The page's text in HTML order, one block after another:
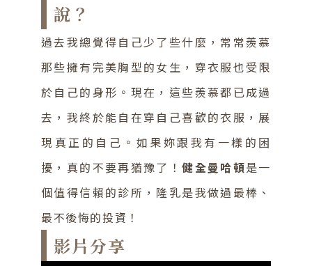
說？
過去我總覺得自己少了些什麼，常常羨慕
那些擁有完美胸型的女生，穿衣服也受限
於自己的身形。現在，這些羨慕都已成過
去，我終於能自在穿自己喜歡的衣服，展
現真正的自己。如果妳跟我有一樣的困
擾，真的不要再猶豫了！健全曼哈頓是一
個值得信賴的診所，隆乳是我做過最棒、
最不後悔的投資！
影片分享